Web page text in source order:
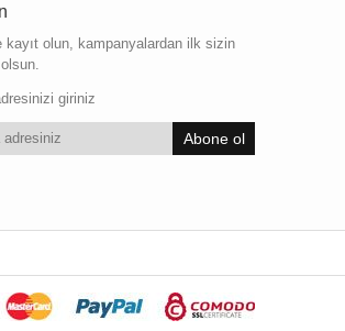
kayıt olun, kampanyalardan ilk sizin
giriniz
Abone ol